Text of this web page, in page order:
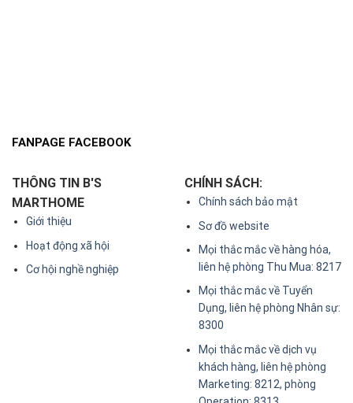
FANPAGE FACEBOOK
THÔNG TIN B'S
MARTHOME
Giới thiệu
Hoạt động xã hội
Cơ hội nghề nghiệp
CHÍNH SÁCH:
Chính sách bảo mật
Sơ đồ website
Mọi thắc mắc về hàng hóa,
liên hệ phòng Thu Mua: 8217
Mọi thắc mắc về Tuyển
Dụng, liên hệ phòng Nhân sự:
8300
Mọi thắc mắc về dịch vụ
khách hàng, liên hệ phòng
Marketing: 8212, phòng